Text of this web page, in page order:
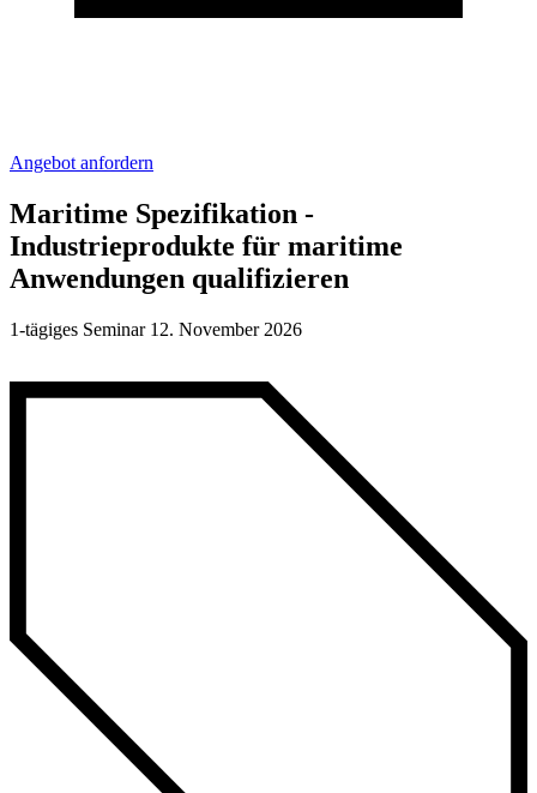
Angebot anfordern
Maritime Spezifikation -
Industrieprodukte für maritime
Anwendungen qualifizieren
1-tägiges Seminar 12. November 2026